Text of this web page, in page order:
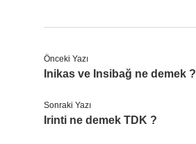
Önceki Yazı
Inikas ve Insibağ ne demek ?
Sonraki Yazı
Irinti ne demek TDK ?